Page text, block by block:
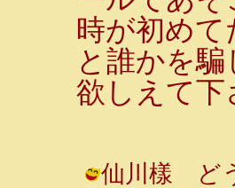
時が初め
と誰かを
欲しえて下
仙川樣 ど